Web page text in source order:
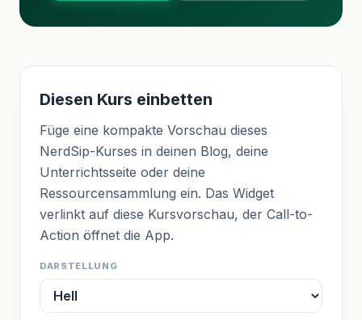
Diesen Kurs einbetten
Füge eine kompakte Vorschau dieses
NerdSip-Kurses in deinen Blog, deine
Unterrichtsseite oder deine
Ressourcensammlung ein. Das Widget
verlinkt auf diese Kursvorschau, der Call-to-
Action öffnet die App.
DARSTELLUNG